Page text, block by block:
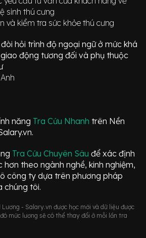
sinh thú cưng
và kiểm tra sức khỏe thú cưng
hỏi trình độ ngoại ngữ ở mứckhá
động tương đối và phụ thuộc
năng Tra Cứu Nhanh trên Nền
Tra Cứu Chuyên Sâuđể xác định
hơn theo ngành nghề, kinh nghiệm,
công ty dựa trên phương pháp
chúng tôi.
- Salary.vn được học mới và dữ liệu được
mức lương sẽ có thể thay đổi ở mỗi lần tra